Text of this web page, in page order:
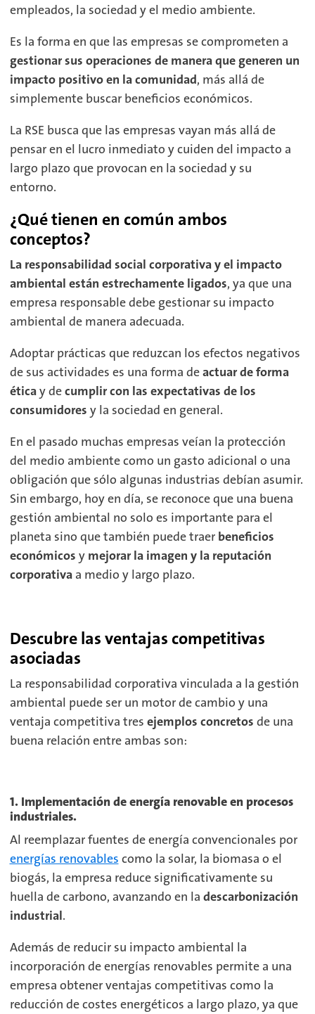
empleados, la sociedad y el medio ambiente.
Es la forma en que las empresas se comprometen a
gestionar sus operaciones de manera que generen un
impacto positivo en la comunidad, más allá de
simplemente buscar beneficios económicos.
La RSE busca que las empresas vayan más allá de
pensar en el lucro inmediato y cuiden del impacto a
largo plazo que provocan en la sociedad y su
entorno.
¿Qué tienen en común ambos
conceptos?
La responsabilidad social corporativa y el impacto
ambiental están estrechamente ligados, ya que una
empresa responsable debe gestionar su impacto
ambiental de manera adecuada.
Adoptar prácticas que reduzcan los efectos negativos
de sus actividades es una forma deactuar de forma
éticay decumplir con las expectativas de los
consumidores y la sociedad en general.
En el pasado muchas empresas veían la protección
del medio ambiente como un gasto adicional o una
obligación que sólo algunas industrias debían asumir.
Sin embargo, hoy en día, se reconoce que una buena
gestión ambiental no solo es importante para el
planeta sino que también puede traer beneficios
económicos y mejorar la imagen y la reputación
corporativa a medio y largo plazo.
Descubre las ventajas competitivas
asociadas
La responsabilidad corporativa vinculada a la gestión
ambiental puede ser un motor de cambio y una
ventaja competitiva tres ejemplos concretos de una
buena relación entre ambas son:
1. Implementación de energía renovable en procesos
industriales.
Al reemplazar fuentes de energía convencionales por
energías renovables como la solar, la biomasa o el
biogás, la empresa reduce significativamente su
huella de carbono, avanzando en la descarbonización
industrial.
Además de reducir su impacto ambiental la
incorporación de energías renovables permite a una
empresa obtener ventajas competitivas como la
reducción de costes energéticos a largo plazo, ya que